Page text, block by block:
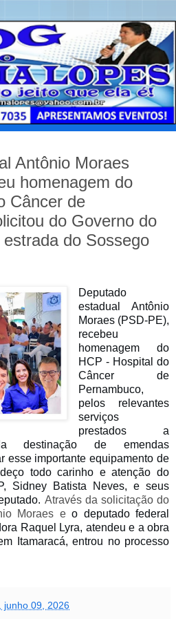
Antônio Moraes
homenagem do
Câncer de
do Governo do
do Sossego
Deputado
estadual Antônio
Moraes (PSD-PE),
recebeu
homenagem do
HCP - Hospital do
Câncer de
Pernambuco,
pelos relevantes
serviços
prestados a
destinação de emendas
esse importante equipamento de
todo carinho e atenção do
Sidney Batista Neves, e seus
Através da solicitação do
Moraes eo deputado federal
Raquel Lyra, atendeu e a obra
Itamaracá, entrou no processo
junho 09, 2026